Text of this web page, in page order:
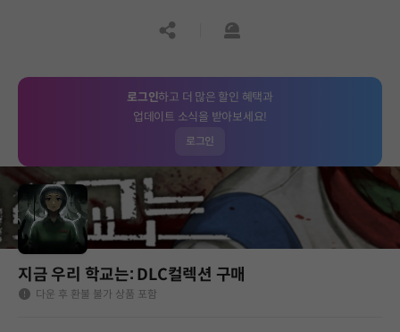
공유하기신고하기
로그인하고 더 많은 할인 혜택과
업데이트 소식을 받아보세요!
로그인
지금 우리 학교는: DLC컬렉션 구매
다운 후 환불 불가 상품 포함